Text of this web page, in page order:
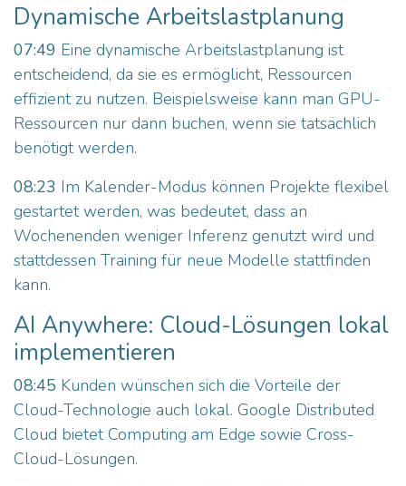
Dynamische Arbeitslastplanung
07:49 Eine dynamische Arbeitslastplanung ist
entscheidend, da sie es ermöglicht, Ressourcen
effizient zu nutzen. Beispielsweise kann man GPU-
Ressourcen nur dann buchen, wenn sie tatsächlich
benötigt werden.
08:23 Im Kalender-Modus können Projekte flexibel
gestartet werden, was bedeutet, dass an
Wochenenden weniger Inferenz genutzt wird und
stattdessen Training für neue Modelle stattfinden
kann.
AI Anywhere: Cloud-Lösungen lokal
implementieren
08:45 Kunden wünschen sich die Vorteile der
Cloud-Technologie auch lokal. Google Distributed
Cloud bietet Computing am Edge sowie Cross-
Cloud-Lösungen.